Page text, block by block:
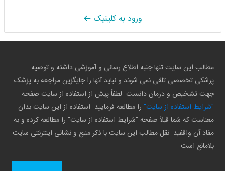
ورود به کلینیک
مطالب این سایت تنها جنبه اطلاع رسانی و آموزشی داشته و توصیه
پزشکی تخصصی تلقی نمی شوند و نباید آنها را جایگزین مراجعه به پزشک
جهت تشخیص و درمان دانست. لطفاً پیش از استفاده از سایت صفحه
"شرایط استفاده از سایت" را مطالعه فرمایید. استفاده از این سایت بدان
معناست که شما قبلاً صفحه "شرایط استفاده از سایت" را مطالعه کرده و به
مفاد آن واقفید. نقل مطالب این سایت با ذکر منبع و نشانی اینترنتی سایت
بلامانع است